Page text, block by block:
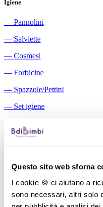
Questo sito web sforna
I cookie 🍪 ci aiutano a
sono necessari, altri solo
Igiene
― Pannolini
― Salviette
― Cosmesi
― Forbicine
― Spazzole/Pettini
― Set igiene
Aspiratori nasali manuali
―
Cuscini allattamento
―Biberon